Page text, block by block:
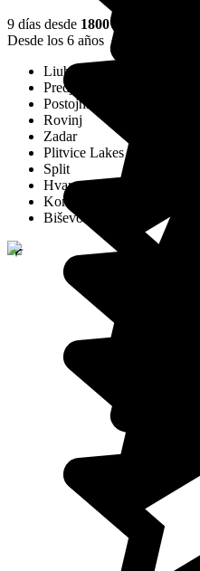
9 días desde 1800 €
Desde los 6 años
Liubliana
Predjama
Postojna
Rovinj
Zadar
Plitvice Lakes National Park
Split
Hvar
Komiža
Biševo